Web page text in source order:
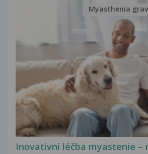
Inovativní léčba myastenie –
Myasthenia